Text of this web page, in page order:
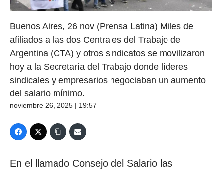
Buenos Aires, 26 nov (Prensa Latina) Miles de
afiliados a las dos Centrales del Trabajo de
Argentina (CTA) y otros sindicatos se movilizaron
hoy a la Secretaría del Trabajo donde líderes
sindicales y empresarios negociaban un aumento
del salario mínimo.
noviembre 26, 2025 | 19:57
En el llamado Consejo del Salario las